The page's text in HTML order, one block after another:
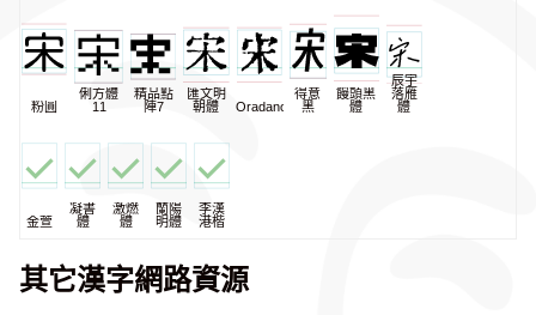
粉圓
俐方體
11
精品點
陣7
匯文明
朝體
Oradano
得意
黑
饅頭黑
體
辰宇
落雁
體
金萱
凝書
體
激燃
體
蘭陽
明體
李漢
港楷
其它漢字網路資源